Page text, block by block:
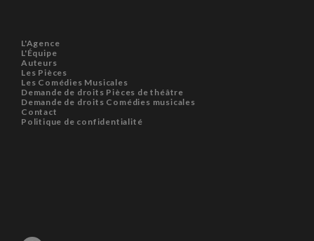
L'Agence
L'Équipe
Auteurs
Les Pièces
Les Comédies Musicales
Demande de droits Pièces de théâtre
Demande de droits Comédies musicales
Contact
Politique de confidentialité